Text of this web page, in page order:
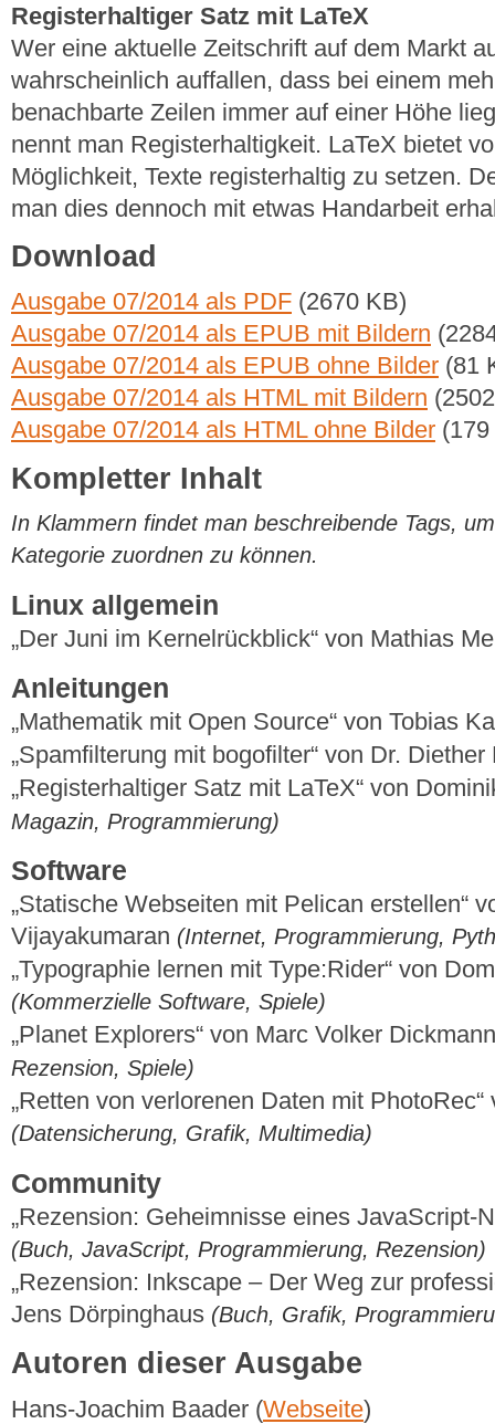
Registerhaltiger Satz mit LaTeX
Wer eine aktuelle Zeitschrift auf dem Markt
wahrscheinlich auffallen, dass bei einem
benachbarte Zeilen immer auf einer Höhe
nennt man Registerhaltigkeit. LaTeX bietet
Möglichkeit, Texte registerhaltig zu setzen.
man dies dennoch mit etwas Handarbeit
Download
Ausgabe 07/2014 als PDF (2670 KB)
Ausgabe 07/2014 als EPUB mit Bildern
Ausgabe 07/2014 als EPUB ohne Bilder (81
Ausgabe 07/2014 als HTML mit Bildern
Ausgabe 07/2014 als HTML ohne Bilder
Kompletter Inhalt
In Klammern findet man beschreibende Tags,
Kategorie zuordnen zu können.
Linux allgemein
„Der Juni im Kernelrückblick“ von Mathias
Anleitungen
„Mathematik mit Open Source“ von Tobias
„Spamfilterung mit bogofilter“ von Dr.
„Registerhaltiger Satz mit LaTeX“ von
Magazin, Programmierung)
Software
„Statische Webseiten mit Pelican erstellen“
Vijayakumaran (Internet, Programmierung,
„Typographie lernen mit Type:Rider“ von
(Kommerzielle Software, Spiele)
„Planet Explorers“ von Marc Volker
Rezension, Spiele)
„Retten von verlorenen Daten mit
(Datensicherung, Grafik, Multimedia)
Community
„Rezension: Geheimnisse eines JavaScript-
(Buch, JavaScript, Programmierung, Rezension)
„Rezension: Inkscape – Der Weg zur
Jens Dörpinghaus (Buch, Grafik,
Autoren dieser Ausgabe
Hans-Joachim Baader (Webseite)